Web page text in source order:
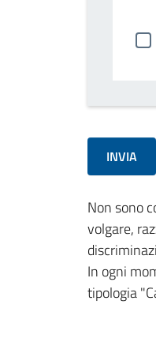
Non sono
volgare,
In ogni
tipologia